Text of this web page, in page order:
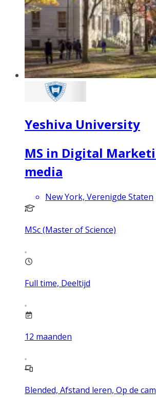
Yeshiva University
MS in Digital
media
New York, Verenigde Staten
MSc (Master of Science)
Full time, Deeltijd
12 maanden
Blended, Afstand leren, Op de